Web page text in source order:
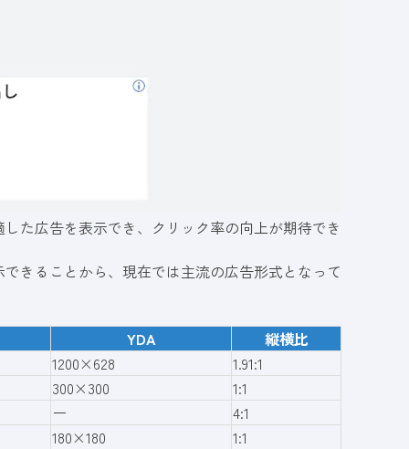
た広告を表示でき、クリック率の向上が期待でき
きることから、現在では主流の広告形式となって
YDA
縦横比
1200×628
1.91:1
300×300
1:1
ー
4:1
180×180
1:1